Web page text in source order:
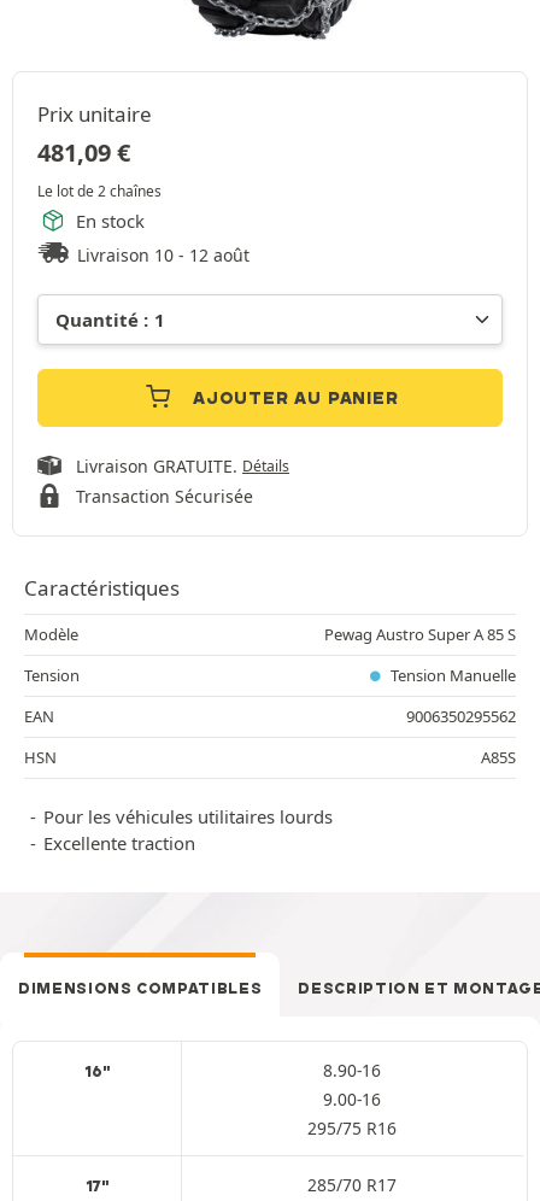
Prix unitaire
481,09€
Le lot de 2 chaînes
En stock
Livraison 10 - 12 août
AJOUTER AU PANIER
Livraison GRATUITE. Détails
Transaction Sécurisée
Caractéristiques
Modèle
Pewag Austro Super A 85 S
Tension
Tension Manuelle
EAN
9006350295562
HSN
A85S
Pour les véhicules utilitaires lourds
Excellente traction
DIMENSIONS COMPATIBLES DESCRIPTION ET
16"
8.90-16
9.00-16
295/75 R16
17" 285/70 R17